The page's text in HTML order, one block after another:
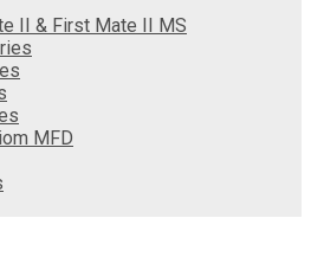
II & First Mate II MS
MFD